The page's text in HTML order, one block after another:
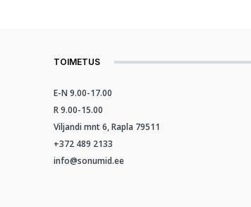
TOIMETUS
E-N 9.00-17.00
R 9.00-15.00
Viljandi mnt 6, Rapla 79511
+372 489 2133
info@sonumid.ee